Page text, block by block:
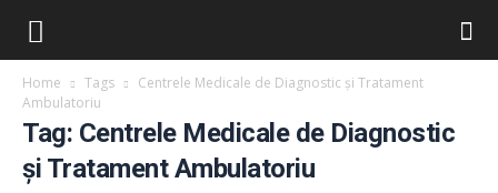
Home Tags
Centrele Medicale de Diagnostic și Tratament
Ambulatoriu
Tag: Centrele Medicale de Diagnostic
și Tratament Ambulatoriu